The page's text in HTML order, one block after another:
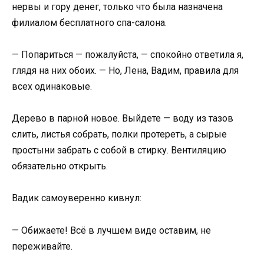
нервы и гору денег, только что была назначена
филиалом бесплатного спа-салона.
— Попариться — пожалуйста, — спокойно ответила я,
глядя на них обоих. — Но, Лена, Вадим, правила для
всех одинаковые.
Дерево в парной новое. Выйдете — воду из тазов
слить, листья собрать, полки протереть, а сырые
простыни забрать с собой в стирку. Вентиляцию
обязательно открыть.
Вадик самоуверенно кивнул:
— Обижаете! Всё в лучшем виде оставим, не
переживайте.